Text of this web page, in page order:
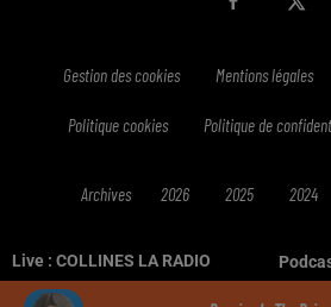
Live : COLLINES LA RADIO
Gestion des cookies Mentions légales
Politique cookies Politique de
Archives 2026 2025 2024